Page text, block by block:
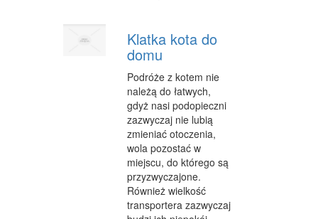
Klatka kota do
domu
Podróże z kotem nie
należą do łatwych,
gdyż nasi podopieczni
zazwyczaj nie lubią
zmieniać otoczenia,
wola pozostać w
miejscu, do którego są
przyzwyczajone.
Również wielkość
transportera zazwyczaj